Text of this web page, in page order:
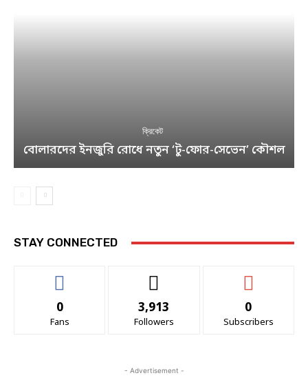
ক্রিকেট
বোলারদের ইনজুরি রোধে নতুন ‘টু-ফোর-সেভেন’ কৌশল
STAY CONNECTED
0
Fans
3,913
Followers
0
Subscribers
- Advertisement -